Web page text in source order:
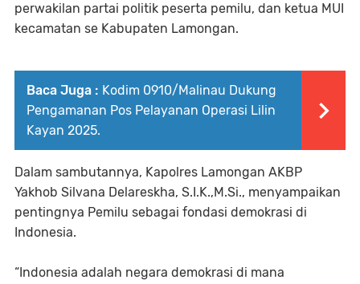
perwakilan partai politik peserta pemilu, dan ketua MUI
kecamatan se Kabupaten Lamongan.
Baca Juga : Kodim 0910/Malinau Dukung
Pengamanan Pos Pelayanan Operasi Lilin
Kayan 2025.
Dalam sambutannya, Kapolres Lamongan AKBP
Yakhob Silvana Delareskha, S.I.K.,M.Si., menyampaikan
pentingnya Pemilu sebagai fondasi demokrasi di
Indonesia.
“Indonesia adalah negara demokrasi di mana